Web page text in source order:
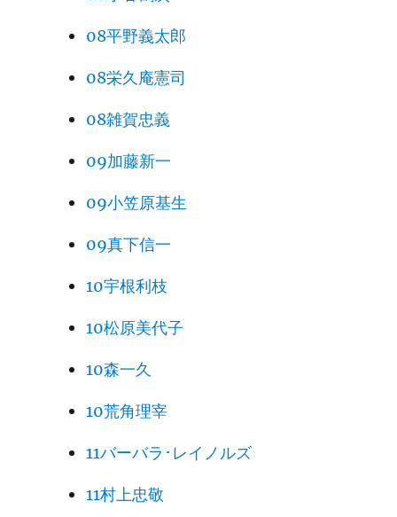
08平野義太郎
08栄久庵憲司
08雑賀忠義
09加藤新一
09小笠原基生
09真下信一
10宇根利枝
10松原美代子
10森一久
10荒角理宰
11バーバラ･レイノルズ
11村上忠敬